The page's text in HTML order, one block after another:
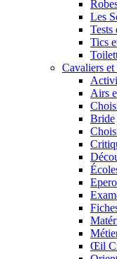
Les
Tests
Tics
Cavaliers et
Airs
Bride
Œil